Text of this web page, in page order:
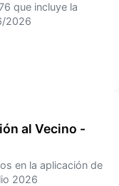
que incluye la
2026
al Vecino -
en la aplicación de
2026